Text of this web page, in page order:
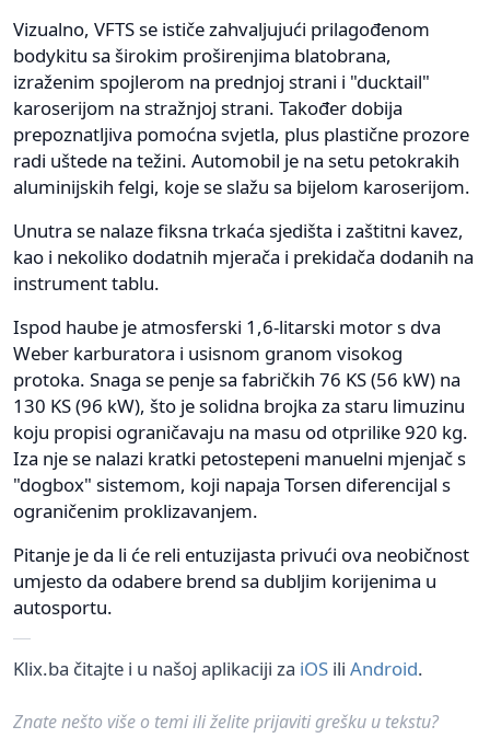
Vizualno, VFTS se ističe zahvaljujući prilagođenom
bodykitu sa širokim proširenjima blatobrana,
izraženim spojlerom na prednjoj strani i "ducktail"
karoserijom na stražnjoj strani. Također dobija
prepoznatljiva pomoćna svjetla, plus plastične prozore
radi uštede na težini. Automobil je na setu petokrakih
aluminijskih felgi, koje se slažu sa bijelom karoserijom.
Unutra se nalaze fiksna trkaća sjedišta i zaštitni kavez,
kao i nekoliko dodatnih mjerača i prekidača dodanih na
instrument tablu.
Ispod haube je atmosferski 1,6-litarski motor s dva
Weber karburatora i usisnom granom visokog
protoka. Snaga se penje sa fabričkih 76 KS (56 kW) na
130 KS (96 kW), što je solidna brojka za staru limuzinu
koju propisi ograničavaju na masu od otprilike 920 kg.
Iza nje se nalazi kratki petostepeni manuelni mjenjač s
"dogbox" sistemom, koji napaja Torsen diferencijal s
ograničenim proklizavanjem.
Pitanje je da li će reli entuzijasta privući ova neobičnost
umjesto da odabere brend sa dubljim korijenima u
autosportu.
Klix.ba čitajte i u našoj aplikaciji za iOS ili Android.
Znate nešto više o temi ili želite prijaviti grešku u tekstu?